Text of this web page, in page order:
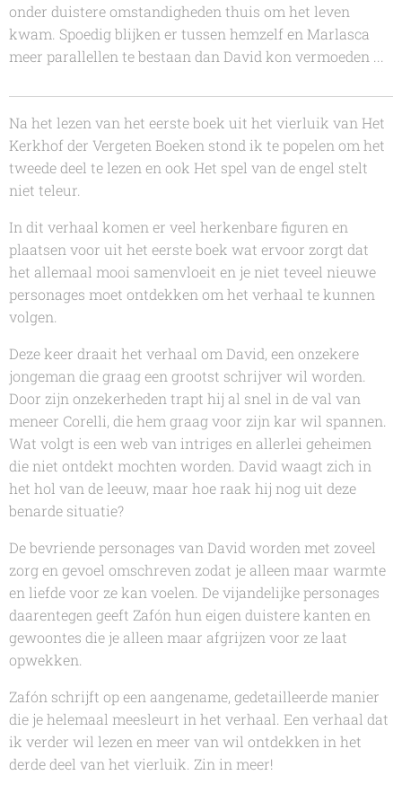
onder duistere omstandigheden thuis om het leven
kwam. Spoedig blijken er tussen hemzelf en Marlasca
meer parallellen te bestaan dan David kon vermoeden ...
Na het lezen van het eerste boek uit het vierluik vanHet
Kerkhof der Vergeten Boeken stond ik te popelen om het
tweede deel te lezen en ook Het spel van de engel stelt
niet teleur.
In dit verhaal komen er veel herkenbare figuren en
plaatsen voor uit het eerste boek wat ervoor zorgt dat
het allemaal mooi samenvloeit en je niet teveel nieuwe
personages moet ontdekken om het verhaal te kunnen
volgen.
Deze keer draait het verhaal om David, een onzekere
jongeman die graag een grootst schrijver wil worden.
Door zijn onzekerheden trapt hij al snel in de val van
meneer Corelli, die hem graag voor zijn kar wil spannen.
Wat volgt is een web van intriges en allerlei geheimen
die niet ontdekt mochten worden. David waagt zich in
het hol van de leeuw, maar hoe raak hij nog uit deze
benarde situatie?
De bevriende personages van David worden met zoveel
zorg en gevoel omschreven zodat je alleen maar warmte
en liefde voor ze kan voelen. De vijandelijke personages
daarentegen geeft Zafón hun eigen duistere kanten en
gewoontes die je alleen maar afgrijzen voor ze laat
opwekken.
Zafón schrijft op een aangename, gedetailleerde manier
die je helemaal meesleurt in het verhaal. Een verhaal dat
ik verder wil lezen en meer van wil ontdekken in het
derde deel van het vierluik. Zin in meer!